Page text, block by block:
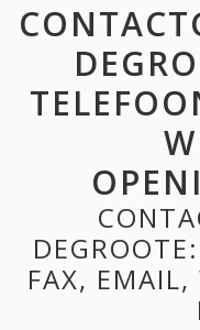
FAX, EMAIL,